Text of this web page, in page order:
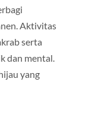
Aktivitas
serta
dan mental.
yang